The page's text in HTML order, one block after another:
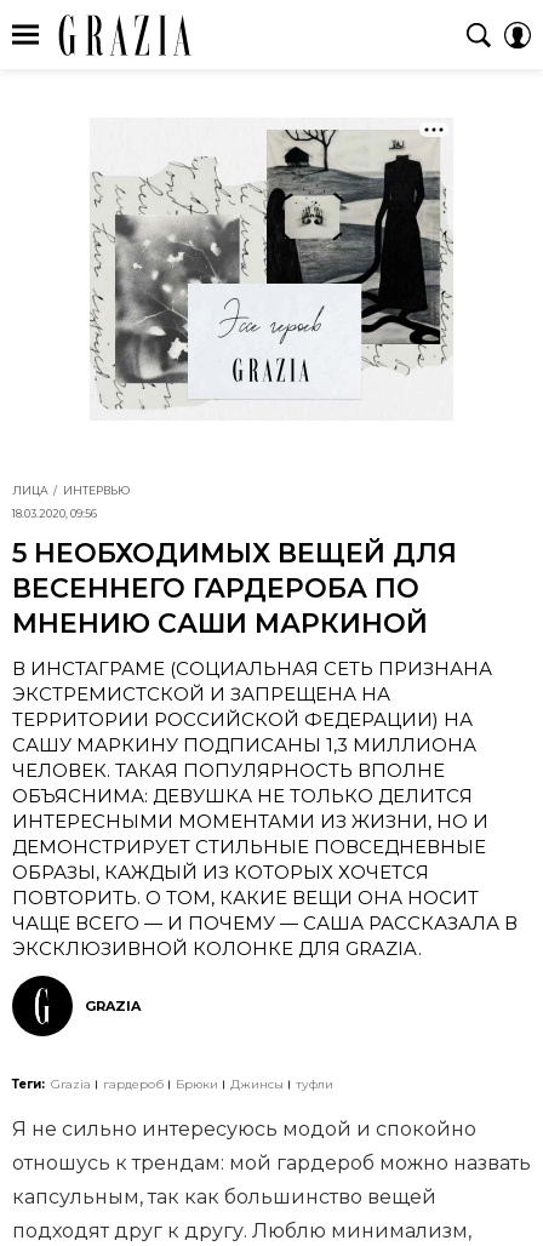
ЛИЦА
ИНТЕРВЬЮ
18.03.2020, 09:56
5 НЕОБХОДИМЫХ ВЕЩЕЙ ДЛЯ
ВЕСЕННЕГО ГАРДЕРОБА ПО
МНЕНИЮ САШИ МАРКИНОЙ
В ИНСТАГРАМЕ (СОЦИАЛЬНАЯ СЕТЬ ПРИЗНАНА
ЭКСТРЕМИСТСКОЙ И ЗАПРЕЩЕНА НА
ТЕРРИТОРИИ РОССИЙСКОЙ ФЕДЕРАЦИИ) НА
САШУ МАРКИНУ ПОДПИСАНЫ 1,3 МИЛЛИОНА
ЧЕЛОВЕК. ТАКАЯ ПОПУЛЯРНОСТЬ ВПОЛНЕ
ОБЪЯСНИМА: ДЕВУШКА НЕ ТОЛЬКО ДЕЛИТСЯ
ИНТЕРЕСНЫМИ МОМЕНТАМИ ИЗ ЖИЗНИ, НО И
ДЕМОНСТРИРУЕТ СТИЛЬНЫЕ ПОВСЕДНЕВНЫЕ
ОБРАЗЫ, КАЖДЫЙ ИЗ КОТОРЫХ ХОЧЕТСЯ
ПОВТОРИТЬ. О ТОМ, КАКИЕ ВЕЩИ ОНА НОСИТ
ЧАЩЕ ВСЕГО — И ПОЧЕМУ — САША РАССКАЗАЛА В
ЭКСКЛЮЗИВНОЙ КОЛОНКЕ ДЛЯ GRAZIA.
GRAZIA
Теги: Grazia гардероб Брюки Джинсы туфли
Я не сильно интересуюсь модой и спокойно
отношусь к трендам: мой гардероб можно назвать
капсульным, так как большинство вещей
подходят друг к другу. Люблю минимализм,